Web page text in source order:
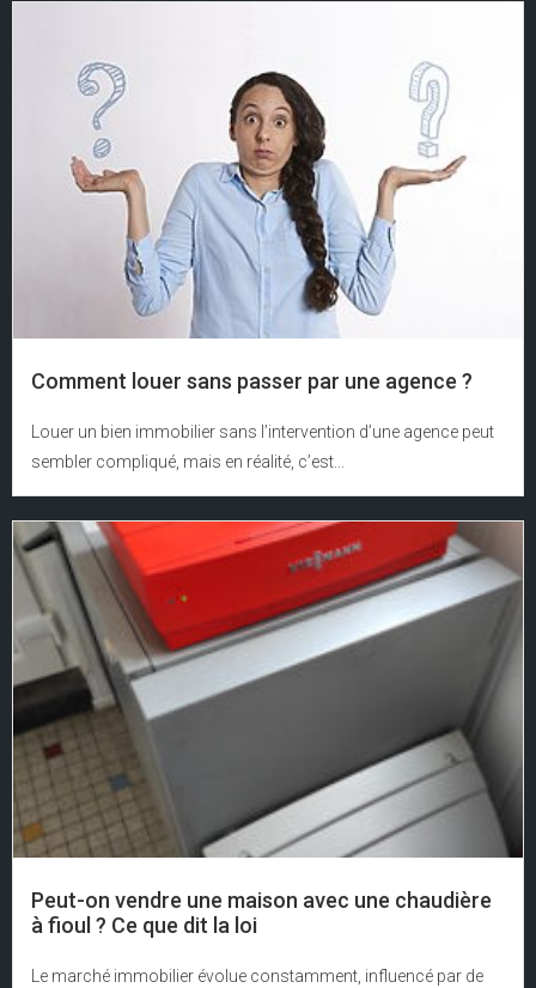
Comment louer sans passer par une agence ?
Louer un bien immobilier sans l’intervention d’une agence peut
sembler compliqué, mais en réalité, c’est...
Peut-on vendre une maison avec une chaudière
à fioul ? Ce que dit la loi
Le marché immobilier évolue constamment, influencé par de